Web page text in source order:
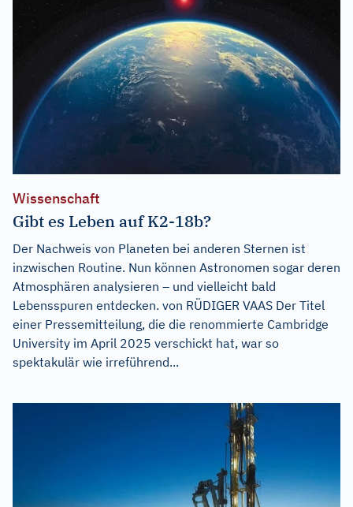
Wissenschaft
Gibt es Leben auf K2-18b?
Der Nachweis von Planeten bei anderen Sternen ist
inzwischen Routine. Nun können Astronomen sogar deren
Atmosphären analysieren – und vielleicht bald
Lebensspuren entdecken. von RÜDIGER VAAS Der Titel
einer Pressemitteilung, die die renommierte Cambridge
University im April 2025 verschickt hat, war so
spektakulär wie irreführend...